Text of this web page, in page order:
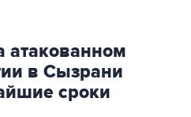
атакованном
в Сызрани
сроки